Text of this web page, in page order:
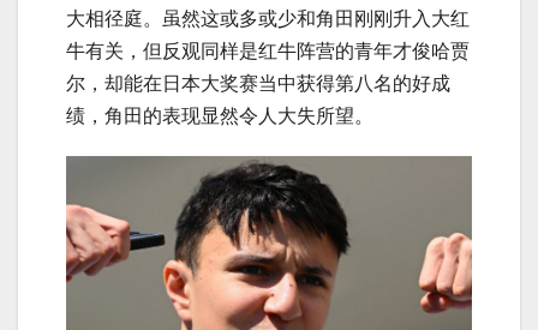
大相径庭。虽然这或多或少和角田刚刚升入大红
牛有关，但反观同样是红牛阵营的青年才俊哈贾
尔，却能在日本大奖赛当中获得第八名的好成
绩，角田的表现显然令人大失所望。